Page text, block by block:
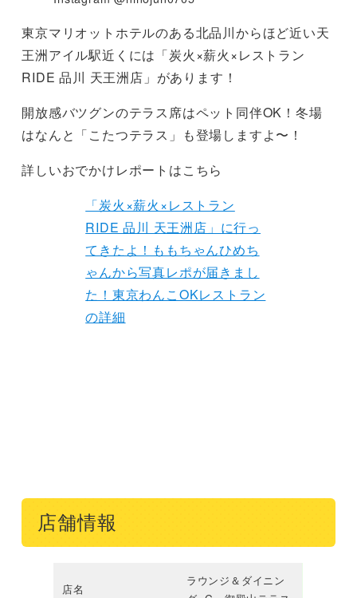
東京マリオットホテルのある北品川からほど近い天
王洲アイル駅近くには「炭火×薪火×レストラン
RIDE 品川 天王洲店」があります！
開放感バツグンのテラス席はペット同伴OK！冬場
はなんと「こたつテラス」も登場しますよ〜！
詳しいおでかけレポートはこちら
「炭火×薪火×レストラン
RIDE 品川 天王洲店」に行っ
てきたよ！ももちゃんひめち
ゃんから写真レポが届きまし
た！東京わんこOKレストラン
の詳細
店舗情報
店名
ラウンジ＆ダイニン